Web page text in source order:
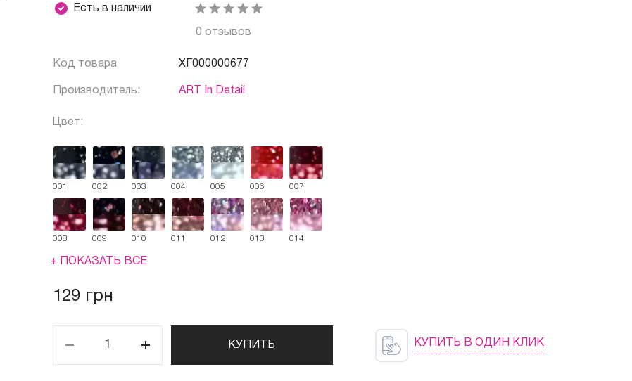
Есть в наличии
0 отзывов
Код товара ХГ000000677
Производитель: ART In Detail
Цвет:
001 002 003 004 005 006 007
008 009 010 011 012 013 014
+ ПОКАЗАТЬ ВСЕ
129 грн
КУПИТЬ КУПИТЬ В ОДИН КЛИК